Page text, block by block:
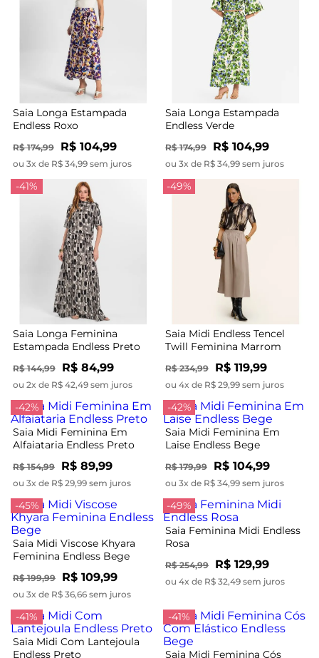
Saia Longa Estampada
Endless Roxo
R$ 174,99 R$ 104,99
ou 3x de R$ 34,99 sem juros
Saia Longa Estampada
Endless Verde
R$ 174,99 R$ 104,99
ou 3x de R$ 34,99 sem juros
-41%
Saia Longa Feminina
Estampada Endless Preto
R$ 144,99 R$ 84,99
ou 2x de R$ 42,49 sem juros
-49%
Saia Midi Endless Tencel
Twill Feminina Marrom
R$ 234,99 R$ 119,99
ou 4x de R$ 29,99 sem juros
-42%
Saia Midi Feminina Em
Alfaiataria Endless Preto
R$ 154,99 R$ 89,99
ou 3x de R$ 29,99 sem juros
-42%
Saia Midi Feminina Em
Laise Endless Bege
R$ 179,99 R$ 104,99
ou 3x de R$ 34,99 sem juros
-45%
Saia Midi Viscose Khyara
Feminina Endless Bege
R$ 199,99 R$ 109,99
ou 3x de R$ 36,66 sem juros
-49%
Saia Feminina Midi Endless
Rosa
R$ 254,99 R$ 129,99
ou 4x de R$ 32,49 sem juros
-41%
Saia Midi Com Lantejoula
Endless Preto
-41%
Saia Midi Feminina Cós